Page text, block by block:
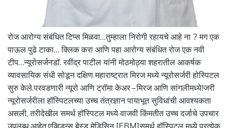
रोज आरोग्य संबंधित टिप्स मिळवा…तुम्हाला निरोगी रहायचे आहे ना ? मग एक
पाऊल पुढे टाका… क्लिक करा आणि पहा आरोग्य संबंधित रोज एक नवी
टीप…न्यूरोसर्जनडॉ. रवींद्र पाटील यांनी मोठमोठ्या शहरातील आकर्षक
व्यावसायिक संधी सोडून दक्षिण महाराष्ट्रात मिरज मध्ये न्यूरोसर्जरी होस्पिटल
सुरु केले.परवडणारी न्यूरो आणि ट्रॉमा केअर – मिरज आणि सांगलीमध्ये!जरी
न्यूरोसर्जरीला हॉस्पिटलच्या उच्च तंत्रज्ञान पायाभूत सुविधांची आवश्यकता
असली, तरीदेखील समर्थ हॉस्पिटल मध्ये वाजवी किंमतीत उच्च दर्जाचे उपचार